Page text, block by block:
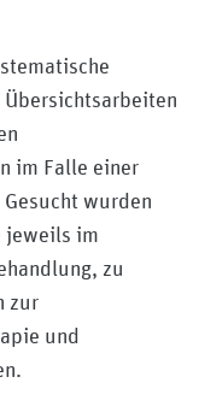
Übersichtsarbeiten
im Falle einer
wurden
jeweils im
zu
zur
und